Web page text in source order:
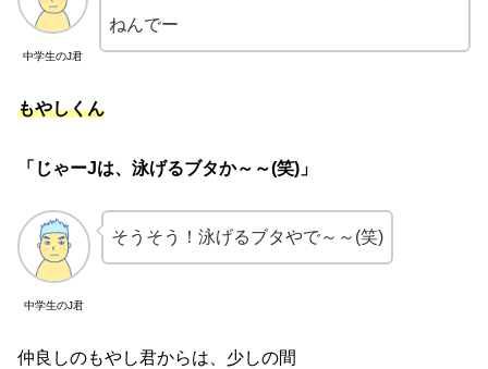
中学生のJ君
ねんでー
もやしくん
「じゃーJは、泳げるブタか～～(笑)」
中学生のJ君
そうそう！泳げるブタやで～～(笑)
仲良しのもやし君からは、少しの間